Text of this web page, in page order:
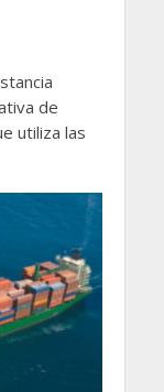
de
utiliza las